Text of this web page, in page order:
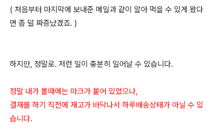
( 처음부터 마지막에 보내준 메일과 같이 알아 먹을 수 있게 왔다
면 좀 덜 짜증났겠죠. )
하지만, 정말로. 저런 일이 충분히 일어날 수 있습니다.
정말 내가 볼때에는 마크가 붙어 있었으나,
결재를 하기 직전에 재고가 바닥나서 하루배송상태가 아닐 수 있
습니다.